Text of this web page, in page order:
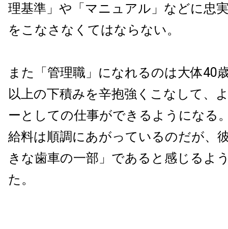
理基準」や「マニュアル」などに忠
をこなさなくてはならない。
また「管理職」になれるのは大体40
以上の下積みを辛抱強くこなして、
ーとしての仕事ができるようになる
給料は順調にあがっているのだが、
きな歯車の一部」であると感じるよ
た。